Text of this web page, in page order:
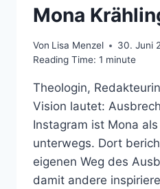
Mona
Von Lisa Menzel
30. Juni
Reading Time: 1 minute
Theologin,
Vision lautet:
Instagram ist Mona
unterwegs. Dort
eigenen Weg des
damit andere